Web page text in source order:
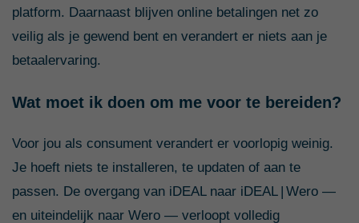
platform. Daarnaast blijven online betalingen net zo
veilig als je gewend bent en verandert er niets aan je
betaalervaring.
Wat moet ik doen om me voor te bereiden?
Voor jou als consument verandert er voorlopig weinig.
Je hoeft niets te installeren, te updaten of aan te
passen. De overgang van iDEAL naar iDEAL | Wero —
en uiteindelijk naar Wero — verloopt volledig